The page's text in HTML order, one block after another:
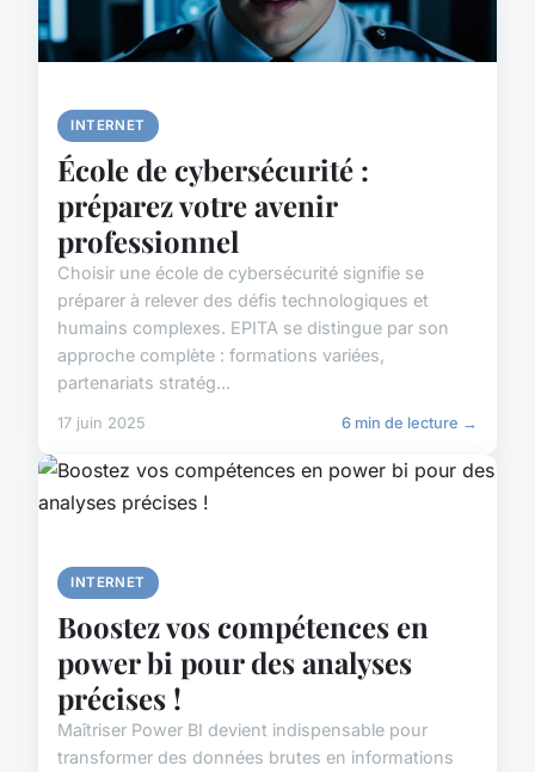
INTERNET
École de cybersécurité :
préparez votre avenir
professionnel
Choisir une école de cybersécurité signifie se
préparer à relever des défis technologiques et
humains complexes. EPITA se distingue par son
approche complète : formations variées,
partenariats stratég...
17 juin 2025 6 min de lecture →
INTERNET
Boostez vos compétences en
power bi pour des analyses
précises !
Maîtriser Power BI devient indispensable pour
transformer des données brutes en informations